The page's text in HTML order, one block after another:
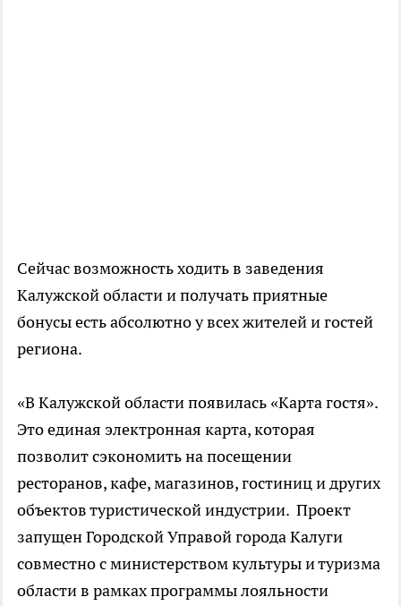
Сейчас возможность ходить в заведения
Калужской области и получать приятные
бонусы есть абсолютно у всех жителей и гостей
региона.
«В Калужской области появилась «Карта гостя».
Это единая электронная карта, которая
позволит сэкономить на посещении
ресторанов, кафе, магазинов, гостиниц и других
объектов туристической индустрии. Проект
запущен Городской Управой города Калуги
совместно с министерством культуры и туризма
области в рамках программы лояльности